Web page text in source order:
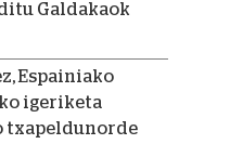
Galdakaok
Espainiako
igeriketa
txapeldunorde